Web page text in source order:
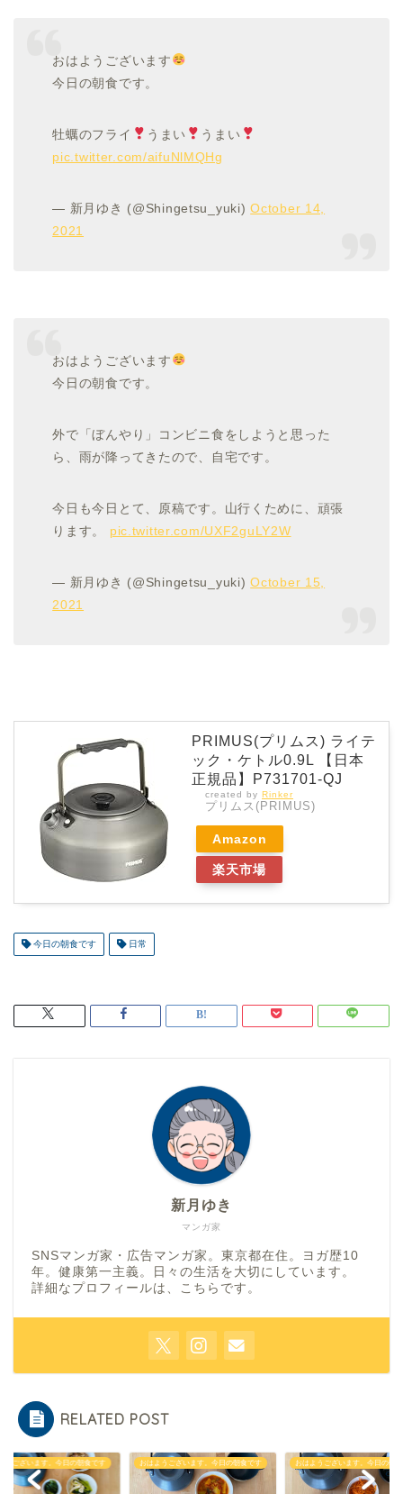
おはようございます
今日の朝食です。
牡蠣のフライ うまい
うまい
pic.twitter.com/aifuNlMQHg
— 新月ゆき (@Shingetsu_yuki)October 14,
2021
おはようございます
今日の朝食です。
外で「ぼんやり」コンビニ食をしようと思った
ら、雨が降ってきたので、自宅です。
今日も今日とて、原稿です。山行くために、頑張
ります。 pic.twitter.com/UXF2guLY2W
— 新月ゆき (@Shingetsu_yuki)October 15,
2021
PRIMUS(プリムス) ライテ
ック・ケトル0.9L 【日本
正規品】P731701-QJ
created by Rinker
プリムス(PRIMUS)
Amazon
楽天市場
今日の朝食です 日常
マンガ家
新月ゆき
SNSマンガ家・広告マンガ家。東京都在住。ヨガ歴10
年。健康第一主義。日々の生活を大切にしています。
詳細なプロフィールは、
こちら です。
RELATED POST
うございます。今日の朝食です おはようございます。今日の朝食です おはようございます。今日の朝